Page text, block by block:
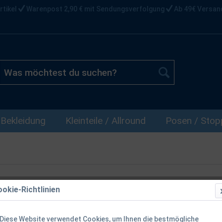
Warenpost 2,90 € mit Sendungsverfolgung Ab 49€
Bekleidung Kleinteile / Allround Posen /
Jenzi Stonfo
Richtlinien
Diese Website verwendet Cookies, um Ihnen die bestmögliche